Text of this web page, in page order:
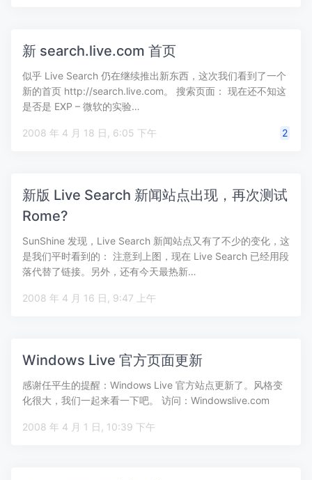
新 search.live.com 首页
似乎 Live Search 仍在继续推出新东西，这次我们看到了一个
新的首页 http://search.live.com。 搜索页面： 现在还不知这
是否是 EXP – 微软的实验…
2008 年 4 月 18 日, 6:05 下午 2
新版 Live Search 新闻站点出现，再次测试
Rome?
SunShine 发现，Live Search 新闻站点又有了不少的变化，这
是我们平时看到的： 注意到上图，现在 Live Search 已经用段
落代替了链接。另外，还有今天最热新…
2008 年 4 月 16 日, 9:47 上午
Windows Live 官方页面更新
感谢任平生的提醒：Windows Live 官方站点更新了。风格变
化很大，我们一起来看一下吧。 访问：Windowslive.com
2008 年 4 月 1 日, 10:39 下午